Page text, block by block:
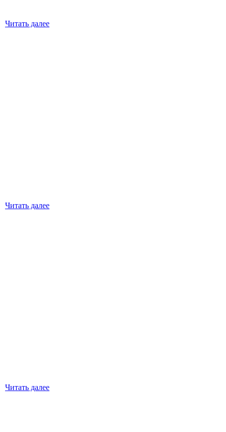
Читать далее
Читать далее
Читать далее